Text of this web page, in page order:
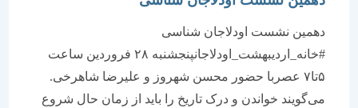
دهمین نشست اودلاجان شناسی
#خانه_اردیبهشت_اودلاجانپنجشنبه ۲۸ فروردین ساعت
۵تا۷ عصربا حضور محسن شهروز و علیرضا شاهرخی.
می‌گویند خواندن و درک تاریخ را باید از زمان حال شروع